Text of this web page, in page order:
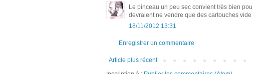
Le pinceau un peu sec convient très bien
devraient ne vendre que des cartouches vide
18/11/2012 13:31
Enregistrer un commentaire
Article plus récent